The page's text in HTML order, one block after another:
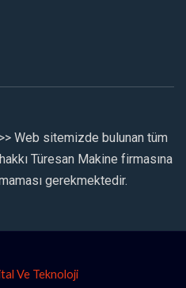
Ürünleri Sıvı
Web sitemizde bulunan tüm
Türesan Makine firmasına
gerekmektedir.
Ve Teknoloji